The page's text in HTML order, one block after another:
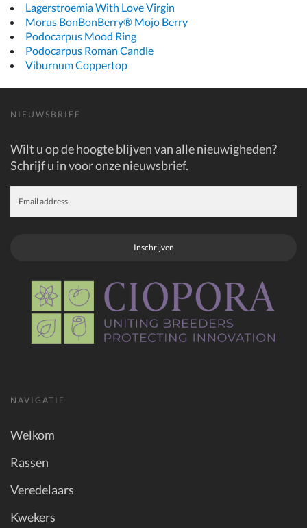
Lagerstroemia With Love Virgin
Morus BonBonBerry® Mojo Berry
Podocarpus Mood Ring
Podocarpus Roman Candle
Viburnum Coppertop
NIEUWSBRIEF
Wilt u op de hoogte blijven van alle nieuwigheden?
Schrijf u in voor onze nieuwsbrief.
Inschrijven
NAVIGATIE
Welkom
Rassen
Veredelaars
Kwekers